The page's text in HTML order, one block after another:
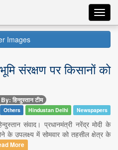
Images
संरक्षण पर किसानों को
हिन्दुस्तान टीम
Others Hindustan Delhi Newspapers
संवाद। प्रधानमंत्री नरेंद्र मोदी के
के उपलक्ष्य में सोमवार को तहसील क्षेत्र के
More